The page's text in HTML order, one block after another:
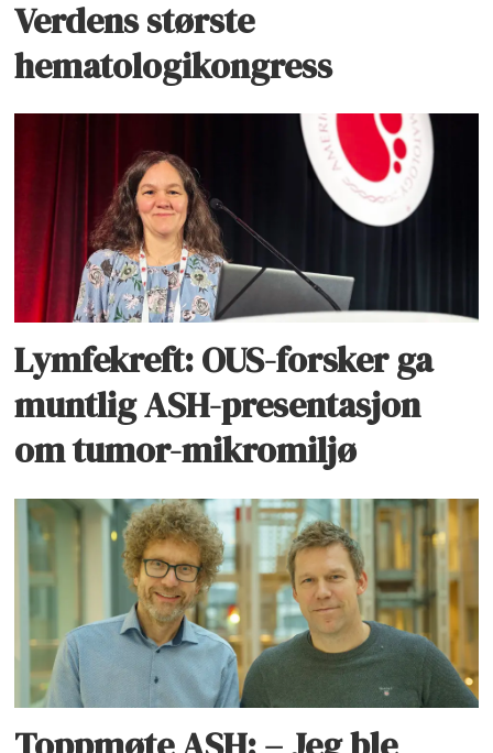
Verdens største
hematologikongress
Lymfekreft: OUS-forsker ga
muntlig ASH-presentasjon
om tumor-mikromiljø